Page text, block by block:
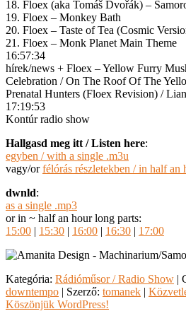
18. Floex (aka Tomáš Dvořák) ‎–
19. Floex – Monkey Bath
20. Floex – Taste of Tea (Cosmic
21. Floex – Monk Planet Main Theme
16:57:34
hírek/news + Floex – Yellow Furry
Celebration / On The Roof Of The
Prenatal Hunters (Floex Revision) /
17:19:53
Kontúr radio show
Hallgasd meg itt / Listen here:
egyben / with a single .m3u
vagy/orfélórás részletekben / in half an
dwnld:
as a single .mp3
or in ~ half an hour long parts:
15:00 | 15:30 | 16:00 | 16:30 | 17:00
Kategória: Rádióműsor / Radio Show |
downtempo | Szerző: tomanek |
Köszönjük WordPress!